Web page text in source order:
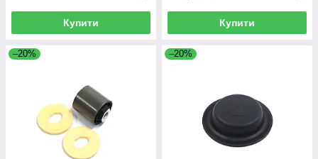
Купити Купити
–20% –20%